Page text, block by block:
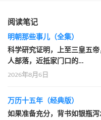
阅读笔记
明朝那些事儿（全集）
科学研究证明，上至三皇五
人部落，近抵家门口的…
2026年8月6日
万历十五年（经典版）
如果准备充分，背书如银瓶